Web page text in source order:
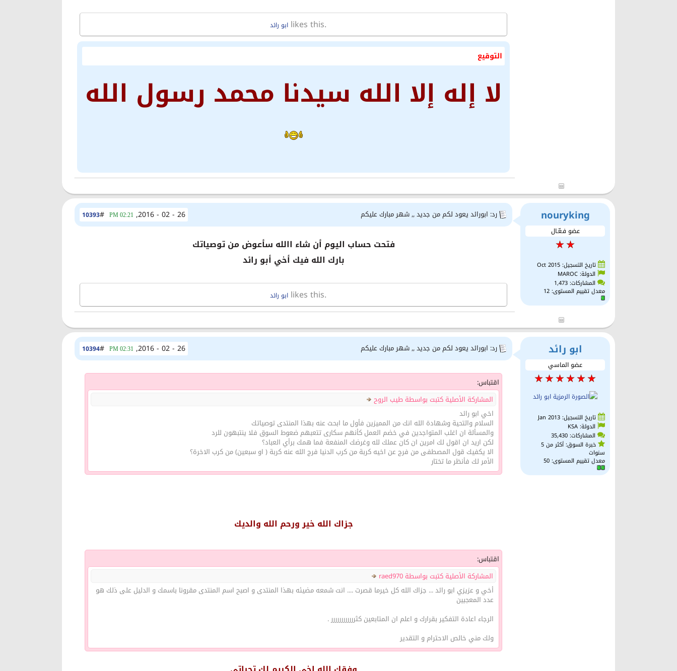
ابو رائدlikes this.
التوقيع
لا إله إلا الله سيدنا محمد رسول الله
nouryking
عضو فـعّـال
تاريخ التسجيل: Oct 2015
الدولة: MAROC
المشاركات: 1,473
معدل تقييم المستوى:12
رد: ابورائد يعود لكم من جديد ,, شهر مبارك عليكم 10393# 26 - 02 - 2016,
02:21 PM
فتحت حساب اليوم أن شاء االله سأعوض من توصياتك
بارك الله فيك أخي أبو رائد
ابو رائدlikes this.
ابو رائد
عضو الماسي
تاريخ التسجيل: Jan 2013
الدولة: KSA
المشاركات: 35,430
خبرة السوق: أكثر من 5
سنوات
معدل تقييم المستوى:50
رد: ابورائد يعود لكم من جديد ,, شهر مبارك عليكم 10394# 26 - 02 - 2016,
02:31 PM
اقتباس:
المشاركة الأصلية كتبت بواسطة طيب الروح
اخي ابو رائد
السلام والتحية وشهادة الله انك من المميزين فأول ما ابحث عنه بهذا المنتدى توصياتك
والمسألة ان اغلب المتواجدين في خضم العمل كأنهم سكارى تتعبهم ضعوط السوق فلا ينتبهون للرد
لكن اريد ان اقول لك امرين ان كان عملك لله وغرضك المنفعة فما همك برأي العباد؟
الا يكفيك قول المصطفى من فرج عن اخيه كربة من كرب الدنيا فرج الله عنه كربة ( او سبعين) من كرب الاخرة؟
الأمر لك فأنظر ما تختار
جزاك الله خير ورحم الله والديك
اقتباس:
المشاركة الأصلية كتبت بواسطة raed970
أخي و عزيزي ابو رائد ... جزاك الله كل خيرما قصرت .... انت شمعه مضيئه بهذا المنتدى و اصبح اسم المنتدى مقرونا باسمك و الدليل على ذلك هو
عدد المعجبين
الرجاء اعادة التفكير بقرارك و اعلم ان المتابعين كثرررررررررررر .
ولك مني خالص الاحترام و التقدير